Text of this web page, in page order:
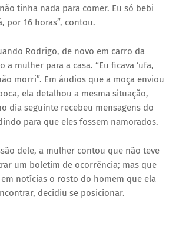
tinha nada para comer. Eu só bebi
por 16 horas”, contou.
Rodrigo, de novo em carro da
a mulher para a casa. “Eu ficava ‘ufa,
morri”. Em áudios que a moça enviou
ela detalhou a mesma situação,
dia seguinte recebeu mensagens do
para que eles fossem namorados.
dele, a mulher contou que não teve
um boletim de ocorrência; mas que
notícias o rosto do homem que ela
decidiu se posicionar.